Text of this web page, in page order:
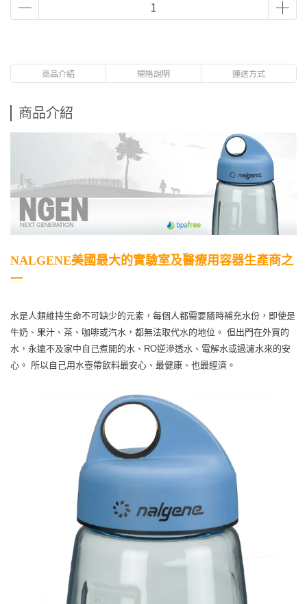
商品介紹 規格說明 運送方式
商品介紹
NALGENE美國最大的實驗室及醫療用容器生產商之
一
水是人類維持生命不可缺少的元素，每個人都需要隨時補充水份，即使是
牛奶、果汁、茶、咖啡或汽水，都無法取代水的地位。 但出門在外買的
水，永遠不及家中自己煮開的水、RO逆滲透水、電解水或過濾水來的安
心。 所以自己用水壺帶飲料最安心、最健康、也最經濟。